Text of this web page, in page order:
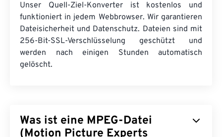
Unser Quell-Ziel-Konverter ist kostenlos und
funktioniert in jedem Webbrowser. Wir garantieren
Dateisicherheit und Datenschutz. Dateien sind mit
256-Bit-SSL-Verschlüsselung geschützt und
werden nach einigen Stunden automatisch
gelöscht.
Was ist eine MPEG-Datei
(Motion Picture Experts